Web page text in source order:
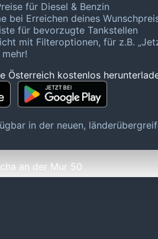
für Diesel & Benzin
bei Erreichen deines
für bevorzugte Tankstellen
mit Filteroptionen, für z.B.
Österreich kostenlos
in der neuen,
an der Mur 50